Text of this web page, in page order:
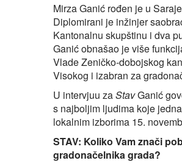
Mirza Ganić rođen je u
Diplomirani je inžinjer
Kantonalnu skupštinu i dva
Ganić obnašao je više
Vlade Zeničko-dobojskog
Visokog i izabran za
U intervjuu zaStavGanić
s najboljim ljudima koje
lokalnim izborima 15.
STAV: Koliko Vam znači
gradonačelnika grada?